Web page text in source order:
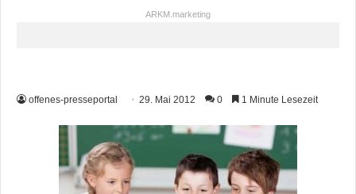
ARKM.marketing
offenes-presseportal 29. Mai 2012 0 1 Minute Lesezeit